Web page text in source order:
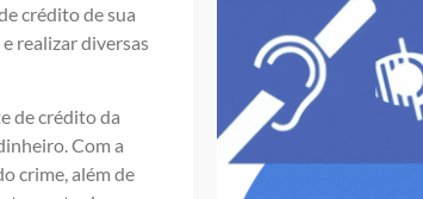
crédito de sua
realizar diversas
de crédito da
Com a
crime, além de